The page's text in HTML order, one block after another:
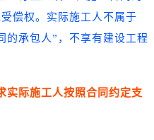
偿权。实际施工人不属于
的承包人”，不享有建设工程
实际施工人按照合同约定支